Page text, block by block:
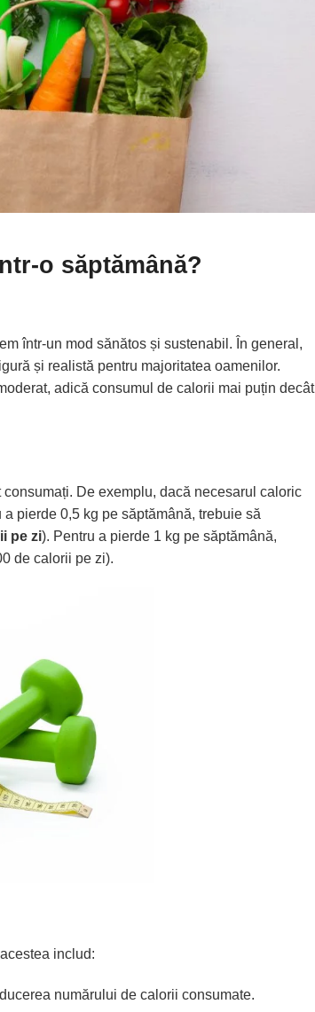
o săptămână?
într-un mod sănătos și sustenabil. În general,
și realistă pentru majoritatea oamenilor.
adică consumul de calorii mai puțin decât
De exemplu, dacă necesarul caloric
a pierde 0,5 kg pe săptămână, trebuie să
pe zi). Pentru a pierde 1 kg pe săptămână,
de calorii pe zi).
includ:
numărului de calorii consumate.